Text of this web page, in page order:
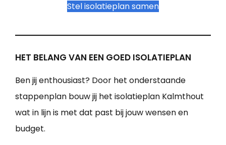
Stel isolatieplan samen
HET BELANG VAN EEN GOED ISOLATIEPLAN
Ben jij enthousiast? Door het onderstaande
stappenplan bouw jij het isolatieplan Kalmthout
wat in lijn is met dat past bij jouw wensen en
budget.